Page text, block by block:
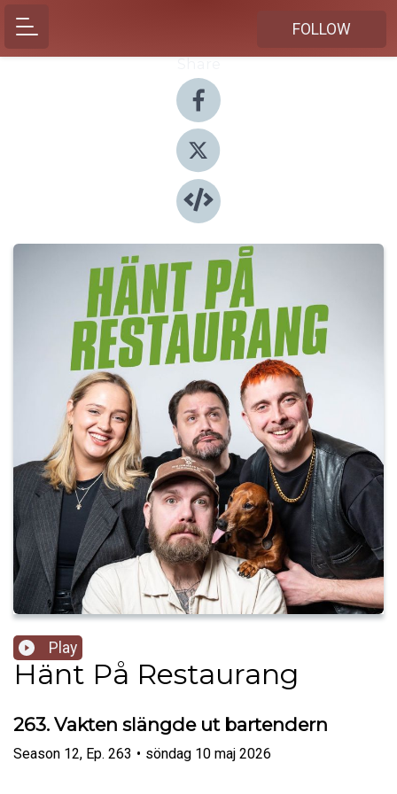
FOLLOW
Play
Hänt På Restaurang
263. Vakten slängde ut bartendern
Season 12, Ep. 263 • söndag 10 maj 2026